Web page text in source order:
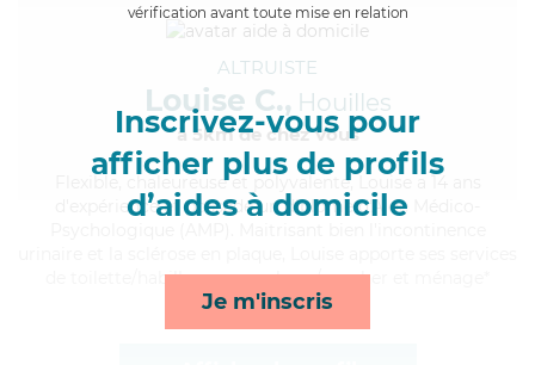
vérification avant toute mise en relation
Inscrivez-vous pour
afficher plus de profils
d’aides à domicile
Je m'inscris
ALTRUISTE
Louise C., Houilles
à 5km de chez Vous
, chaleureuse et polyvalente, Louise a 14 ans
d'expérience et possède un diplôme d'Aide Médico-
de toilette/habillage, repas, lever/coucher et ménage*